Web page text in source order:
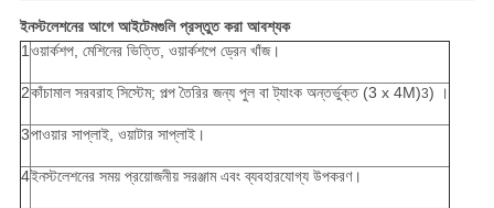
ইনস্টলেশনের আগে আইটেমগুলি প্রস্তুত করা আবশ্যক
1ওয়ার্কশপ, মেশিনের ভিত্তি, ওয়ার্কশপে ড্রেন খাঁজ।
2কাঁচামাল সরবরাহ সিস্টেম; পল্প তৈরির জন্য পুল বা ট্যাংক অন্তর্ভুক্ত (3 x 4M)3) ।
3পাওয়ার সাপ্লাই, ওয়াটার সাপ্লাই।
4ইনস্টলেশনের সময় প্রয়োজনীয় সরঞ্জাম এবং ব্যবহারযোগ্য উপকরণ।